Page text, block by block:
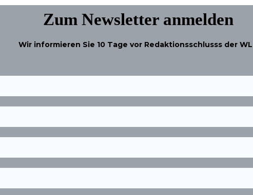
Zum Newsletter anmelden
Wir informieren Sie 10 Tage vor Redaktionsschlusss der